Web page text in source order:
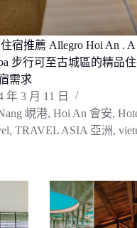
宿推薦 Allegro Hoi An .
步行可至古城區的精品
需求
年 3 月 11 日
峴港, Hoi An 會安,
, TRAVEL ASIA 亞洲,